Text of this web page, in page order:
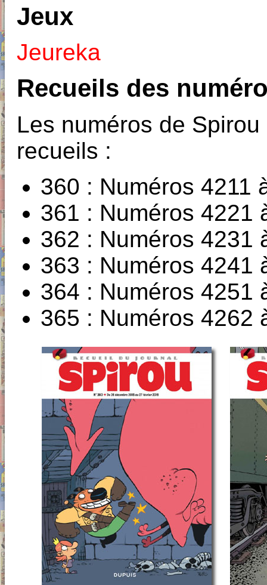
Jeux
Jeureka
Recueils des
Les numéros de
recueils :
360 : Numéros 4211
361 : Numéros 4221
362 : Numéros 4231
363 : Numéros 4241
364 : Numéros 4251
365 : Numéros 4262